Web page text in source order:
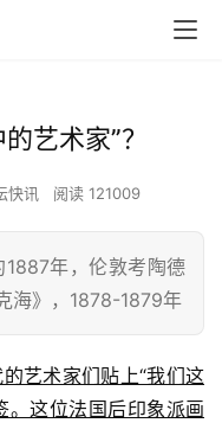
艺术家”？
快讯 阅读 121009
年，伦敦考陶德
海》，1878-1879年
艺术家们贴上“我们这
。这位法国后印象派画